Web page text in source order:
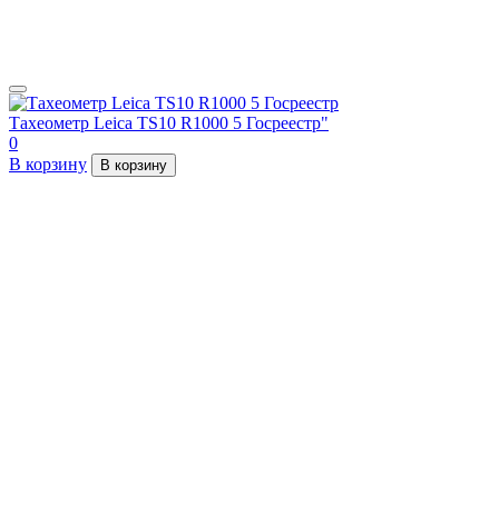
Тахеометр Leica TS10 R1000 5 Госреестр"
0
В корзину
В корзину